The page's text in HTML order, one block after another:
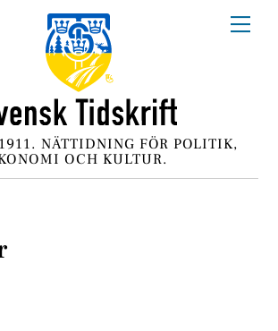
NÄTTIDNING FÖR POLITIK,
OCH KULTUR.